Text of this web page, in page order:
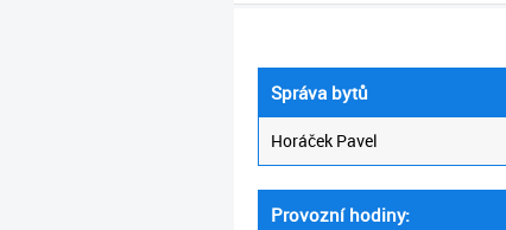
Správa bytů
Horáček Pavel
Provozní hodiny: